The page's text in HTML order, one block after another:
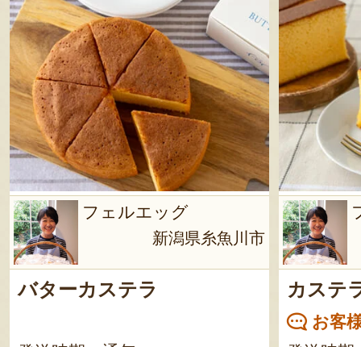
フェルエッグ
新潟県糸魚川市
バターカステラ カステ
お客